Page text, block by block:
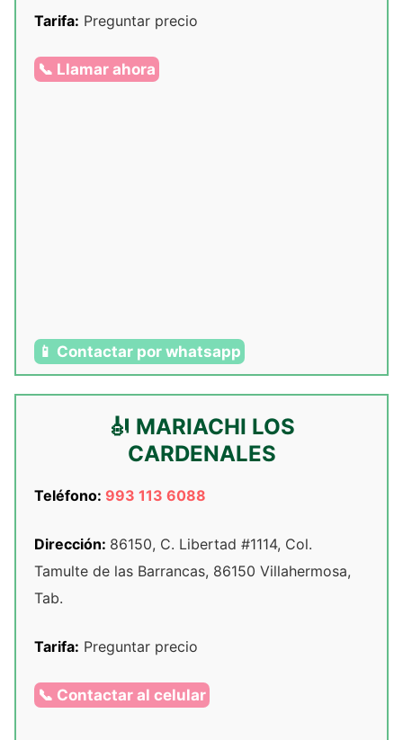
Tarifa: Preguntar precio
📞 Llamar ahora
📱 Contactar por whatsapp
🎻 MARIACHI LOS
CARDENALES
Teléfono: 993 113 6088
Dirección: 86150, C. Libertad #1114, Col.
Tamulte de las Barrancas, 86150 Villahermosa,
Tab.
Tarifa: Preguntar precio
📞 Contactar al celular